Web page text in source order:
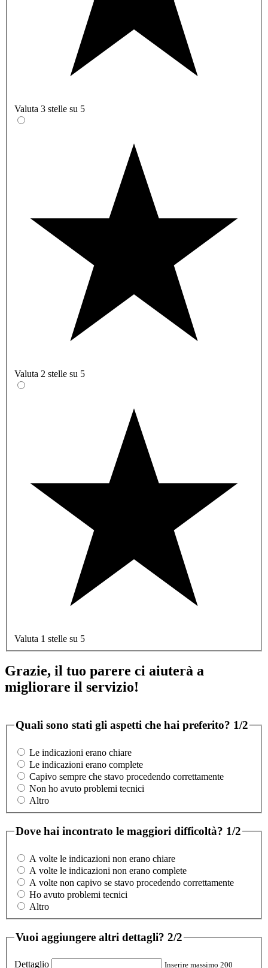
Valuta 3 stelle su 5
Valuta 2 stelle su 5
Valuta 1 stelle su 5
Grazie, il tuo parere ci aiuterà a
migliorare il servizio!
Quali sono stati gli aspetti che hai preferito? 1/2
Le indicazioni erano chiare
Le indicazioni erano complete
Capivo sempre che stavo procedendo correttamente
Non ho avuto problemi tecnici
Altro
Dove hai incontrato le maggiori difficoltà? 1/2
A volte le indicazioni non erano chiare
A volte le indicazioni non erano complete
A volte non capivo se stavo procedendo correttamente
Ho avuto problemi tecnici
Altro
Vuoi aggiungere altri dettagli? 2/2
Dettaglio Inserire massimo 200